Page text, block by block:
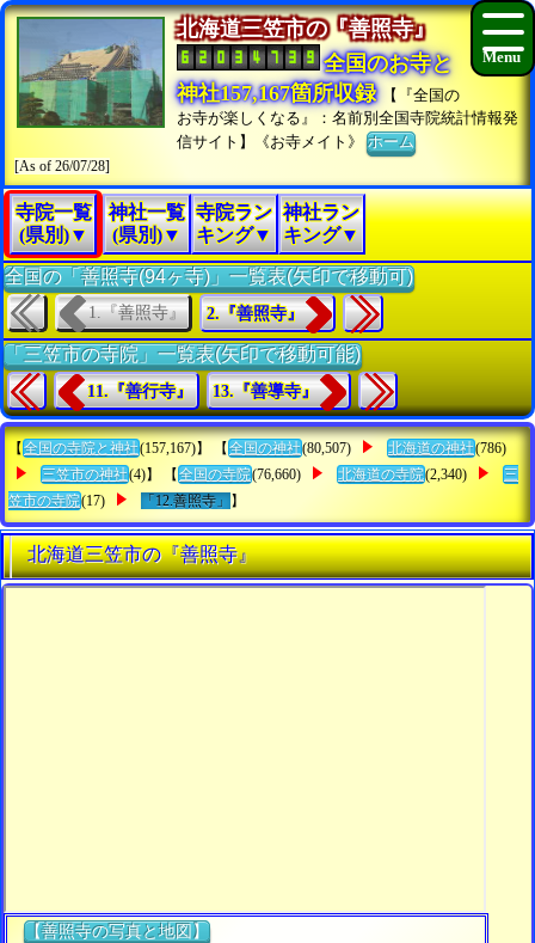
北海道三笠市の『善照寺』
全国のお寺と
神社157,167箇所収録
【『全国の
お寺が楽しくなる』：名前別全国寺院統計情報発
信サイト】《お寺メイト》ホーム
[As of 26/07/28]
寺院一覧
(県別)▼
神社一覧
(県別)▼
寺院ラン
キング▼
神社ラン
キング▼
全国の「善照寺(94ヶ寺)」一覧表(矢印で移動可)
1.『善照寺』 2.『善照寺』
「三笠市の寺院」一覧表(矢印で移動可能)
11.『善行寺』 13.『善導寺』
【 全国の寺院と神社(157,167)】 【 全国の神社(80,507) 北海道の神社(786)
三笠市の神社(4)】 【 全国の寺院(76,660) 北海道の寺院(2,340)
三
笠市の寺院(17) 「12.善照寺」 】
北海道三笠市の『善照寺』
【善照寺の写真と地図】